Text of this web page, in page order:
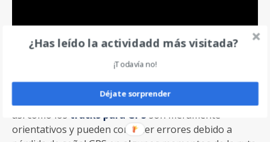
. Las rutas descritas enaunpasodelacima.com
así como los tracks para GPS son meramente
orientativos y pueden contener errores debido a
¿Has leído la actividadd más visitada?
¡Todavía no!
Déjate sorprender